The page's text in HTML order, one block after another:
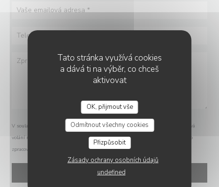
Tato stránka využívá cookies
a dává ti na výběr, co chceš
aktivovat
OK, přijmout vše
Odmítnout všechny cookies
Přizpůsobit
Zásady ochrany osobních údajů
undefined
V souladu se zákonem o ochraně spotřebitele máte právo odmítnout marketingová
volání registrací v Robinsonově seznamu:robinsonseznam.cz
. Pro více informací o
zpracování vašich údajů si přečtěte našezásady ochrany osobních údajů
AITATXI